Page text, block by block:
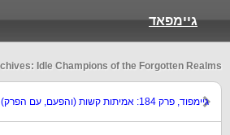
גיימפאד
Idle Champions of the Forgotten Realms
גיימפוד, פרק 184: אמיתות קשות (והפעם, עם הפרק)